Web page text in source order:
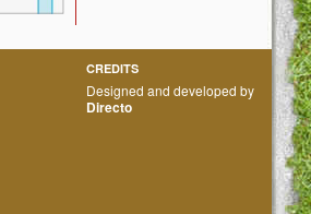
CREDITS
Designed and developed by
Directo